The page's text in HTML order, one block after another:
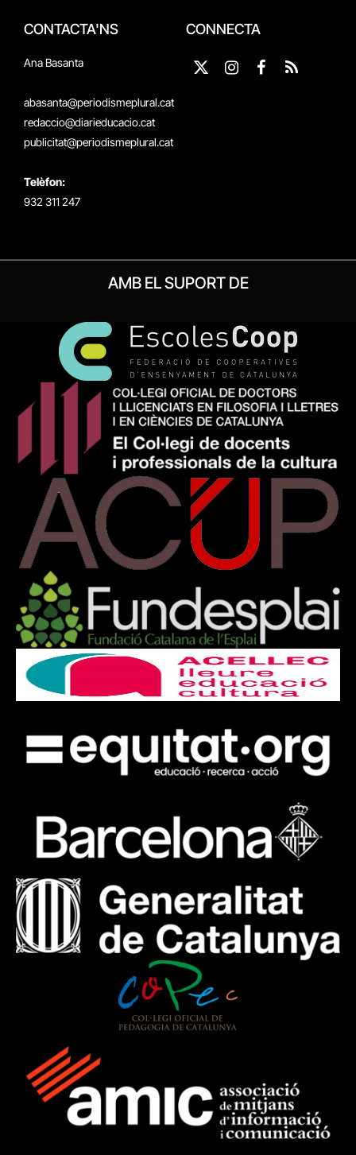
CONTACTA'NS
Ana Basanta
abasanta@periodismeplural.cat
redaccio@diarieducacio.cat
publicitat@periodismeplural.cat
Telèfon:
932 311 247
CONNECTA
X
Instagram
Facebook
RSS
AMB EL SUPORT DE